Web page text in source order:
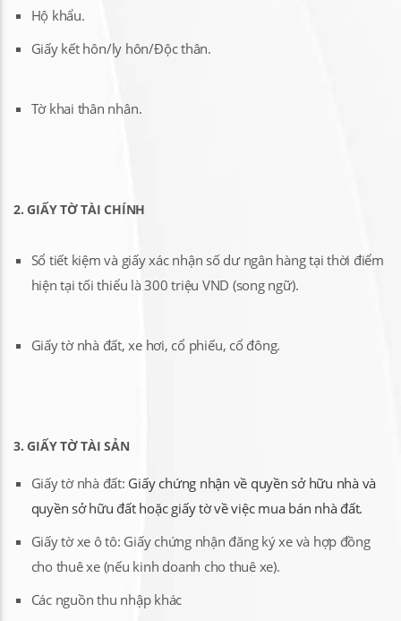
Hộ khẩu.
Giấy kết hôn/ly hôn/Độc thân.
Tờ khai thân nhân.
2. GIẤY TỜ TÀI CHÍNH
Sổ tiết kiệm và giấy xác nhận số dư ngân hàng tại thời điểm
hiện tại tối thiểu là 300 triệu VND (song ngữ).
Giấy tờ nhà đất, xe hơi, cổ phiếu, cổ đông.
3. GIẤY TỜ TÀI SẢN
Giấy tờ nhà đất: Giấy chứng nhận về quyền sở hữu nhà và
quyền sở hữu đất hoặc giấy tờ về việc mua bán nhà đất.
Giấy tờ xe ô tô: Giấy chứng nhận đăng ký xe và hợp đồng
cho thuê xe (nếu kinh doanh cho thuê xe).
Các nguồn thu nhập khác